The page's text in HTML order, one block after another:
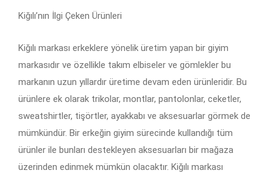
Kiğılı’nın İlgi Çeken Ürünleri
Kiğılı markası erkeklere yönelik üretim yapan bir giyim
markasıdır ve özellikle takım elbiseler ve gömlekler bu
markanın uzun yıllardır üretime devam eden ürünleridir. Bu
ürünlere ek olarak trikolar, montlar, pantolonlar, ceketler,
sweatshirtler, tişörtler, ayakkabı ve aksesuarlar görmek de
mümkündür. Bir erkeğin giyim sürecinde kullandığı tüm
ürünler ile bunları destekleyen aksesuarları bir mağaza
üzerinden edinmek mümkün olacaktır. Kiğılı markası